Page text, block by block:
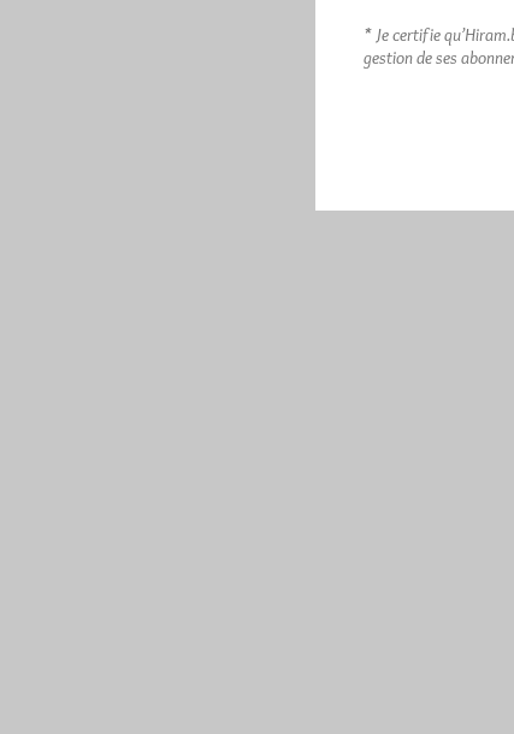
* Je certifie
gestion de ses